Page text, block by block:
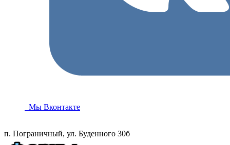
Мы Вконтакте
п. Пограничный, ул. Буденного 30б